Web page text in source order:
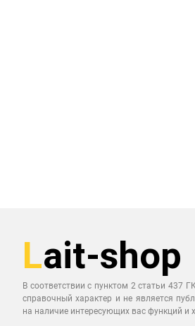
В соответствии с пунктом 2 статьи 437
справочный характер и не является
на наличие интересующих вас функций и